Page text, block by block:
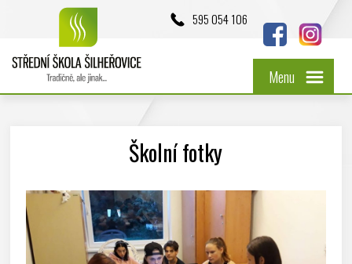
595 054 106
Menu
Školní fotky